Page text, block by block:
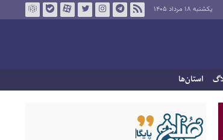
یکشنبه ۱۸ مرداد ۱۴۰۵
استان‌ها